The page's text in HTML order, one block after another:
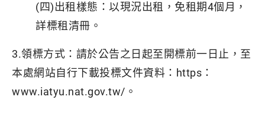
(四)出租樣態：以現況出租，免租期4個月，
詳標租清冊。
3.領標方式：請於公告之日起至開標前一日止，至
本處網站自行下載投標文件資料：https：
www.iatyu.nat.gov.tw/。